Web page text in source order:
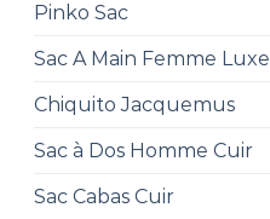
Pinko Sac
Sac A Main Femme Luxe
Chiquito Jacquemus
Sac à Dos Homme Cuir
Sac Cabas Cuir